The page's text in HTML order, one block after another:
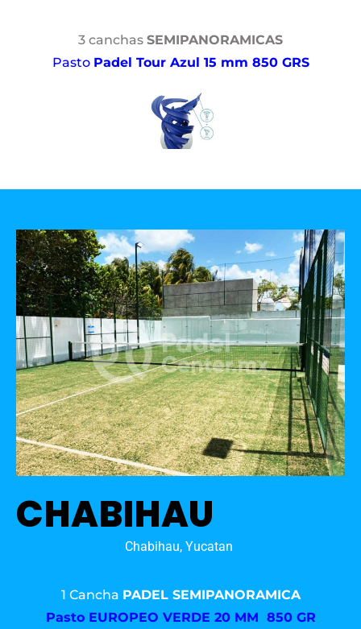
3 canchas SEMIPANORAMICAS
Pasto Padel Tour Azul 15 mm 850 GRS
CHABIHAU
Chabihau, Yucatan
1 Cancha PADEL SEMIPANORAMICA
Pasto EUROPEO VERDE 20 MM 850 GR